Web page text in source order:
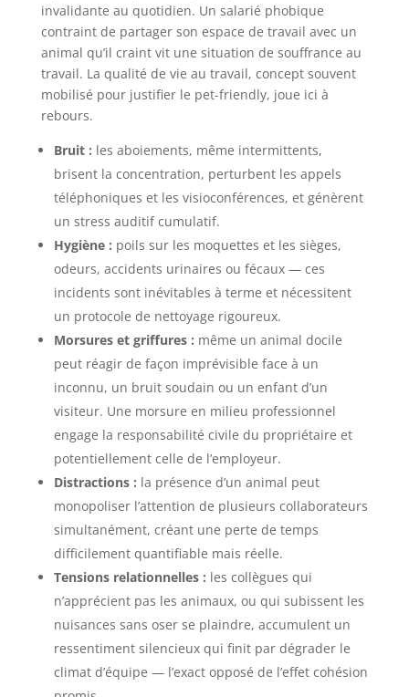
invalidante au quotidien. Un salarié phobique
contraint de partager son espace de travail avec un
animal qu’il craint vit une situation de souffrance au
travail. La qualité de vie au travail, concept souvent
mobilisé pour justifier le pet-friendly, joue ici à
rebours.
Bruit : les aboiements, même intermittents,
brisent la concentration, perturbent les appels
téléphoniques et les visioconférences, et génèrent
un stress auditif cumulatif.
Hygiène : poils sur les moquettes et les sièges,
odeurs, accidents urinaires ou fécaux — ces
incidents sont inévitables à terme et nécessitent
un protocole de nettoyage rigoureux.
Morsures et griffures : même un animal docile
peut réagir de façon imprévisible face à un
inconnu, un bruit soudain ou un enfant d’un
visiteur. Une morsure en milieu professionnel
engage la responsabilité civile du propriétaire et
potentiellement celle de l’employeur.
Distractions : la présence d’un animal peut
monopoliser l’attention de plusieurs collaborateurs
simultanément, créant une perte de temps
difficilement quantifiable mais réelle.
Tensions relationnelles : les collègues qui
n’apprécient pas les animaux, ou qui subissent les
nuisances sans oser se plaindre, accumulent un
ressentiment silencieux qui finit par dégrader le
climat d’équipe — l’exact opposé de l’effet cohésion